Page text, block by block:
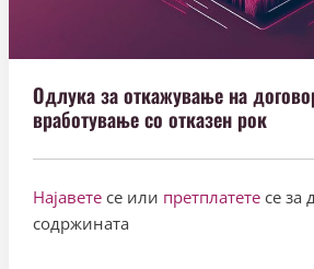
Одлука за откажување на
вработување со отказен рок
Најавете се или претплатетесе за
содржината